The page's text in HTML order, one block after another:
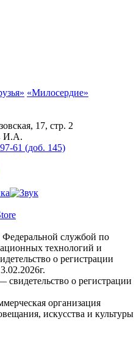
«Милосердие»
17, стр. 2
И.А.
61 (доб. 145)
службой по
технологий и
о регистрации
о регистрации
организация
искусства и культуры